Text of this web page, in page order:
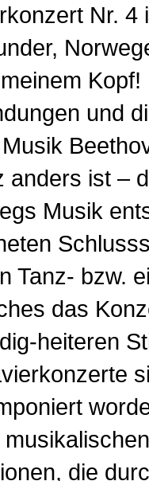
Nr. 4
Kopf!
und
anders ist –
Musik
Tanz- bzw.
das
heiteren
die